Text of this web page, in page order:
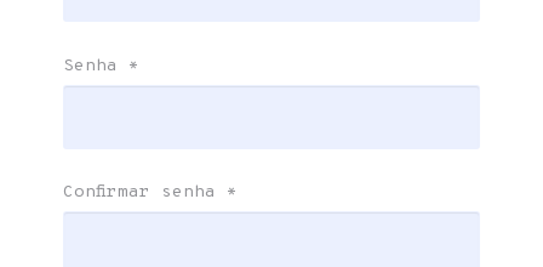
Senha *
Confirmar senha *